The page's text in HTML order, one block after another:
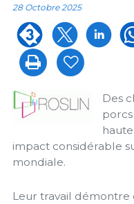
28 Octobre 2025
Des
impact considérable
mondiale.
Leur travail démontre